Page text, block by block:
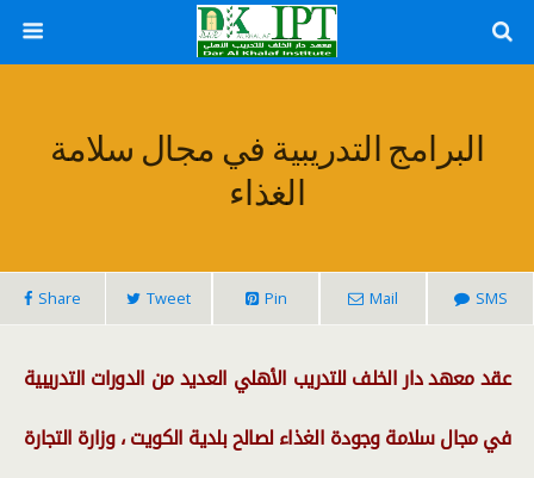
البرامج التدريبية في مجال سلامة
الغذاء
Share Tweet Pin Mail SMS
عقد معهد دار الخلف للتدريب الأهلي العديد من الدورات التدريبية
في مجال سلامة وجودة الغذاء لصالح بلدية الكويت ، وزارة التجارة